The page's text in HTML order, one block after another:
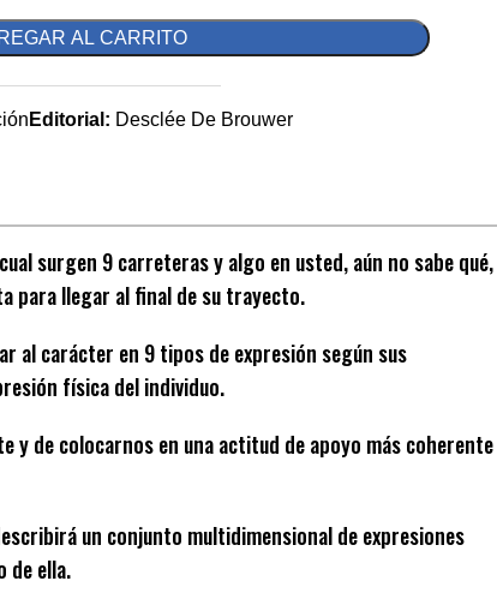
AL CARRITO
Editorial: Desclée De Brouwer
surgen 9 carreteras y algo en usted, aún no sabe qué,
para llegar al final de su trayecto.
al carácter en 9 tipos de expresión según sus
física del individuo.
de colocarnos en una actitud de apoyo más coherente
un conjunto multidimensional de expresiones
de ella.